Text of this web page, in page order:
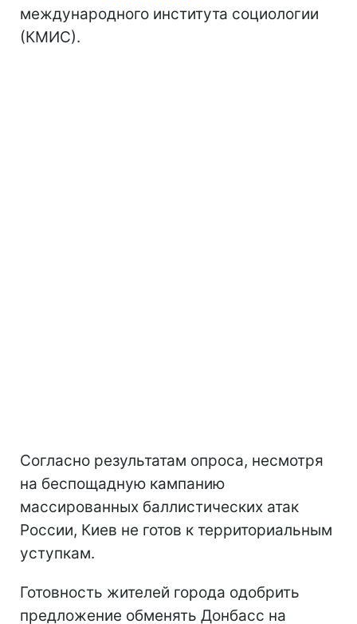
международного института социологии
(КМИС).
Согласно результатам опроса, несмотря
на беспощадную кампанию
массированных баллистических атак
России, Киев не готов к территориальным
уступкам.
Готовность жителей города одобрить
предложение обменять Донбасс на